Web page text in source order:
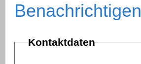
Benachrichtigen
Kontaktdaten